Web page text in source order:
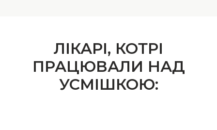
ЛІКАРІ, КОТРІ
ПРАЦЮВАЛИ НАД
УСМІШКОЮ: